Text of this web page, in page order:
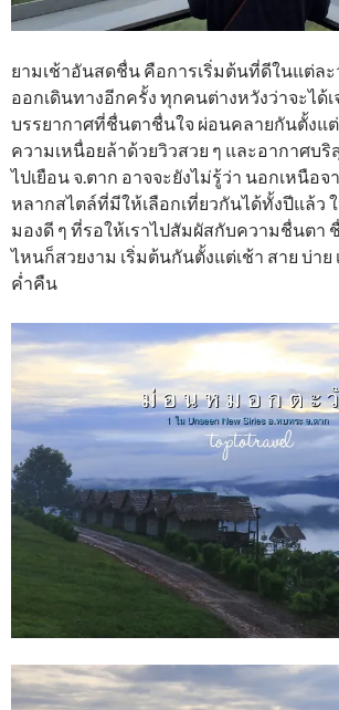
ยามเช้าอันสดชื่น คือการเริ่มต้นที่ดีในแต่ล
ออกเดินทางอีกครั้ง ทุกคนต่างหวังว่าจะได้
บรรยากาศที่ชื่นตาชื่นใจ ผ่อนคลายกันตั้งแ
ความเหนื่อยล้าด้วยวิวสวย ๆ และอากาศบริ
ไปเยือน จ.ตาก อาจจะยังไม่รู้ว่า นอกเหนือจ
หลากสไตล์ที่มีให้เลือกเที่ยวกันได้ทั้งปีแล้ว
มองดี ๆ ที่รอให้เราไปสัมผัสกับความชื่นตา
ไหนก็สวยงาม เริ่มต้นกันตั้งแต่เช้า สาย บ่าย
ค่ำคืน